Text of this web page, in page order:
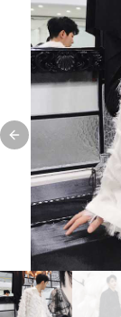
Previous slide